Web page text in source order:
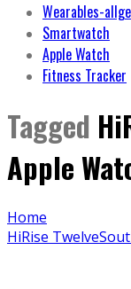
Wearables-
Smartwatch
Apple Watch
Fitness Tracker
Tagged
Apple
Home
HiRise